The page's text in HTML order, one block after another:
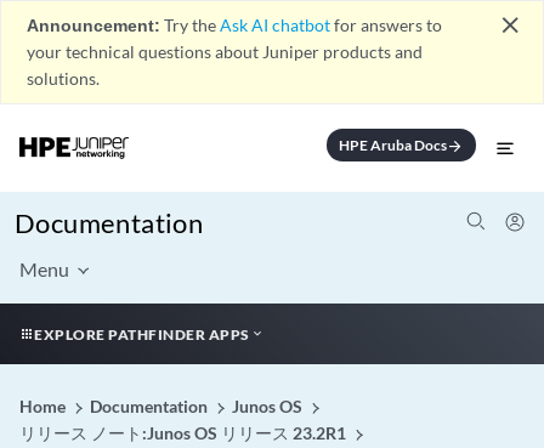
Announcement: Try theAsk AI chatbotfor answers to
your technical questions about Juniper products and
solutions.
close
HPE Aruba Docsarrow_forward
Documentation
Menu
EXPLORE PATHFINDER APPS
Home Documentation
Junos OS
リリース ノート:Junos OS リリース 23.2R1